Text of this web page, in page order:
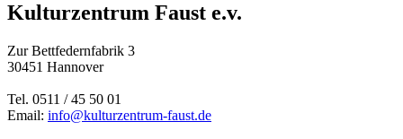
Kulturzentrum Faust e.v.
Zur Bettfedernfabrik 3
30451 Hannover
Tel. 0511 / 45 50 01
Email: info@kulturzentrum-faust.de